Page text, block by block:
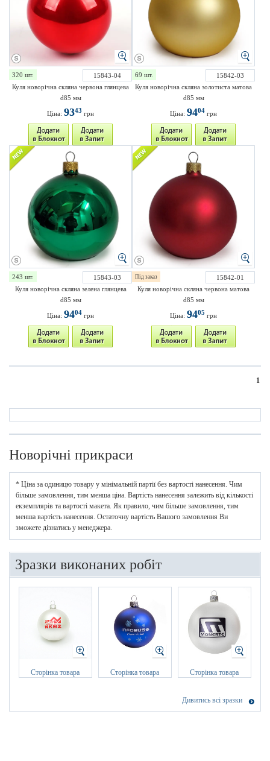
320 шт.
15843-04
Куля новорічна скляна червона глянцева
d85 мм
Ціна: 9343 грн
69 шт.
15842-03
Куля новорічна скляна золотиста матова
d85 мм
Ціна: 9404 грн
243 шт.
15843-03
Куля новорічна скляна зелена глянцева
d85 мм
Ціна: 9404 грн
Під заказ
15842-01
Куля новорічна скляна червона матова
d85 мм
Ціна: 9405 грн
1
Новорічні прикраси
* Ціна за одиницю товару у мінімальній партії без вартості нанесення. Чим
більше замовлення, тим менша ціна. Вартість нанесення залежить від кількості
екземплярів та вартості макета. Як правило, чим більше замовлення, тим
менша вартість нанесення. Остаточну вартість Вашого замовлення Ви
зможете дізнатись у менеджера.
Зразки виконаних робіт
Сторінка товара Сторінка товара Сторінка товара
Дивитись всі зразки